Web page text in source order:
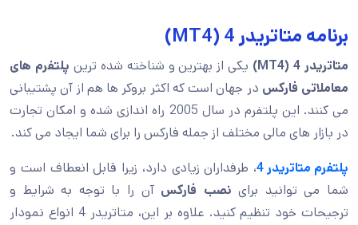
برنامه متاتریدر 4 (MT4)
متاتریدر 4 (MT4) یکی از بهترین و شناخته شده ترین پلتفرم های
معاملاتی فارکس در جهان است که اکثر بروکر ها هم از آن پشتیبانی
می کنند. این پلتفرم در سال 2005 راه اندازی شده و امکان تجارت
در بازار های مالی مختلف از جمله فارکس را برای شما ایجاد می کند.
پلتفرم متاتریدر 4
، طرفداران زیادی دارد، زیرا قابل انعطاف است و
شما می توانید براینصب فارکس آن را با توجه به شرایط و
ترجیحات خود تنظیم کنید. علاوه بر این، متاتریدر 4 انواع نمودار